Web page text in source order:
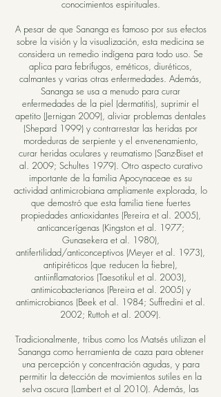
conocimientos espirituales.
A pesar de que Sananga es famoso por sus efectos
sobre la visión y la visualización, esta medicina se
considera un remedio indígena para todo uso. Se
aplica para febrífugos, eméticos, diuréticos,
calmantes y varias otras enfermedades. Además,
Sananga se usa a menudo para curar
enfermedades de la piel (dermatitis), suprimir el
apetito (Jernigan 2009), aliviar problemas dentales
(Shepard 1999) y contrarrestar las heridas por
mordeduras de serpiente y el envenenamiento,
curar heridas oculares y reumatismo (Sanz-Biset et
al. 2009; Schultes 1979). Otro aspecto curativo
importante de la familia Apocynaceae es su
actividad antimicrobiana ampliamente explorada, lo
que demostró que esta familia tiene fuertes
propiedades antioxidantes (Pereira et al. 2005),
anticancerígenas (Kingston et al. 1977;
Gunasekera et al. 1980),
antifertilidad/anticonceptivos (Meyer et al. 1973),
antipiréticos (que reducen la fiebre),
antiinflamatorios (Taesotikul et al. 2003),
antimicobacterianos (Pereira et al. 2005) y
antimicrobianos (Beek et al. 1984; Suffredini et al.
2002; Ruttoh et al. 2009).
​Tradicionalmente, tribus como los Matsés utilizan el
Sananga como herramienta de caza para obtener
una percepción y concentración agudas, y para
permitir la detección de movimientos sutiles en la
selva oscura (Lambert et al 2010). Además, las